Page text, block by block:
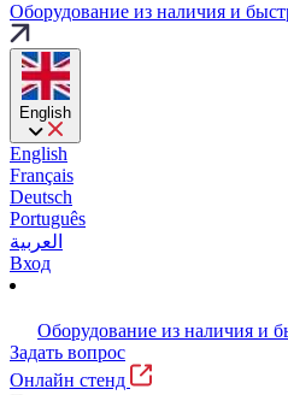
Оборудование из наличия и
English
English
Français
Deutsch
Português
العربية
Вход
Оборудование из наличия и
Задать вопрос
Онлайн стенд